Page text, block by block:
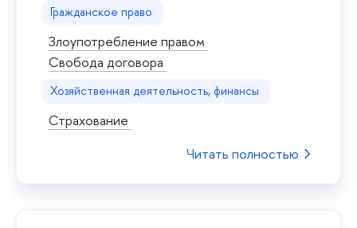
Гражданское право
Злоупотребление правом
Свобода договора
Хозяйственная деятельность, финансы
Страхование
Читать полностью